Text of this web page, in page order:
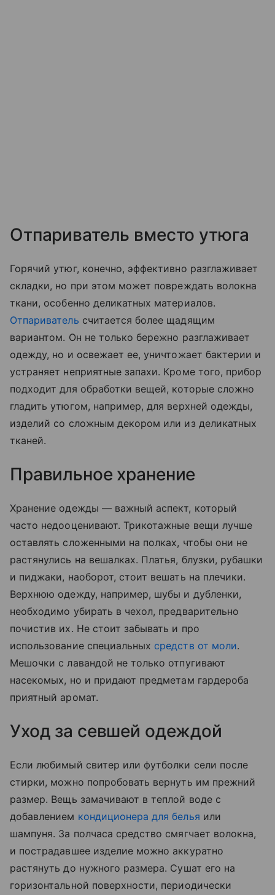
Отпариватель вместо утюга
Горячий утюг, конечно, эффективно разглаживает
складки, но при этом может повреждать волокна
ткани, особенно деликатных материалов.
Отпариватель считается более щадящим
вариантом. Он не только бережно разглаживает
одежду, но и освежает ее, уничтожает бактерии и
устраняет неприятные запахи. Кроме того, прибор
подходит для обработки вещей, которые сложно
гладить утюгом, например, для верхней одежды,
изделий со сложным декором или из деликатных
тканей.
Правильное хранение
Хранение одежды — важный аспект, который
часто недооценивают. Трикотажные вещи лучше
оставлять сложенными на полках, чтобы они не
растянулись на вешалках. Платья, блузки, рубашки
и пиджаки, наоборот, стоит вешать на плечики.
Верхнюю одежду, например, шубы и дубленки,
необходимо убирать в чехол, предварительно
почистив их. Не стоит забывать и про
использование специальных средств от моли.
Мешочки с лавандой не только отпугивают
насекомых, но и придают предметам гардероба
приятный аромат.
Уход за севшей одеждой
Если любимый свитер или футболки сели после
стирки, можно попробовать вернуть им прежний
размер. Вещь замачивают в теплой воде с
добавлением кондиционера для белья или
шампуня. За полчаса средство смягчает волокна,
и пострадавшее изделие можно аккуратно
растянуть до нужного размера. Сушат его на
горизонтальной поверхности, периодически